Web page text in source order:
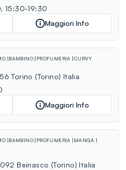
15:30-19:30
Maggiori Info
BAMBINO PROFUMERIA CURVY
Torino (Torino) Italia
Maggiori Info
BAMBINO PROFUMERIA
MANGA
Beinasco (Torino) Italia